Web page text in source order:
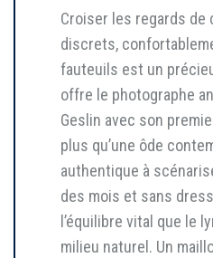
Croiser les regards de
discrets,
fauteuils est un
offre le photographe
Geslin avec son
plus qu’une ôde
authentique à
des mois et sans
l’équilibre vital que le
milieu naturel. Un